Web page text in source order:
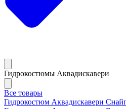
Гидрокостюмы Аквадискавери
Все товары
Гидрокостюм Аквадискавери